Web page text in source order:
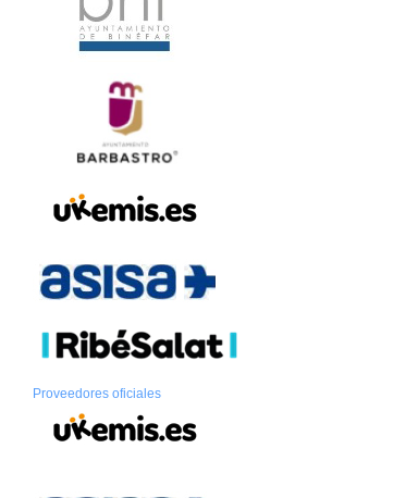
Proveedores oficiales